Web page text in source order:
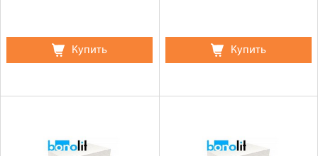
Купить Купить